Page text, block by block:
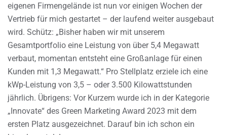
eigenen Firmengelände ist nun vor einigen Wochen der
Vertrieb für mich gestartet – der laufend weiter ausgebaut
wird. Schütz: „Bisher haben wir mit unserem
Gesamtportfolio eine Leistung von über 5,4 Megawatt
verbaut, momentan entsteht eine Großanlage für einen
Kunden mit 1,3 Megawatt.“ Pro Stellplatz erziele ich eine
kWp-Leistung von 3,5 – oder 3.500 Kilowattstunden
jährlich. Übrigens: Vor Kurzem wurde ich in der Kategorie
„Innovate“ des Green Marketing Award 2023 mit dem
ersten Platz ausgezeichnet. Darauf bin ich schon ein